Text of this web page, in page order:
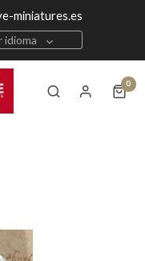
miniatures.es
idioma
0